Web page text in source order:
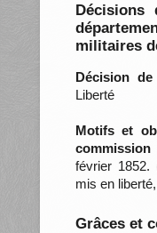
Décisions
militaires
Décision
Liberté
Motifs et
février 1852.
mis en
Grâces et